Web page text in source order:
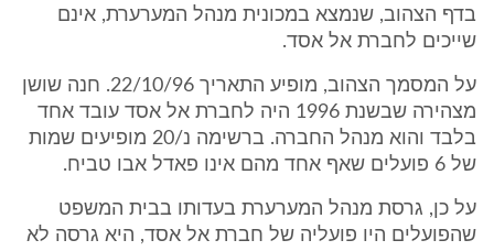
בדף הצהוב, שנמצא במכונית מנהל המערערת, אינם
שייכים לחברת אל אסד.
על המסמך הצהוב, מופיע התאריך 22/10/96. חנה שושן
מצהירה שבשנת 1996 היה לחברת אל אסד עובד אחד
בלבד והוא מנהל החברה. ברשימה נ/20 מופיעים שמות
של 6 פועלים שאף אחד מהם אינו פאדל אבו טביח.
על כן, גרסת מנהל המערערת בעדותו בבית המשפט
שהפועלים היו פועליה של חברת אל אסד, היא גרסה לא